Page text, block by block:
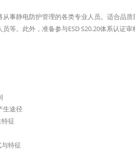
事静电防护管理的各类专业人员。适合品
等。此外，准备参与ESD S20.20体系认证
生途径
征
特征